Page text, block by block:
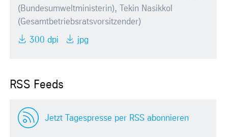
(Bundesumweltministerin), Tekin Nasikkol
(Gesamtbetriebsratsvorsitzender)
300 dpi jpg
RSS Feeds
Jetzt Tagespresse per RSS abonnieren